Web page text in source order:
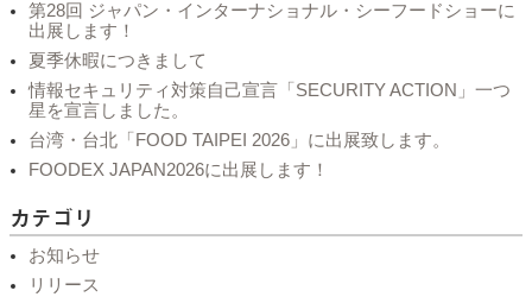
第28回 ジャパン・インターナショナル・シーフードショーに
出展します！
夏季休暇につきまして
情報セキュリティ対策自己宣言「SECURITY ACTION」一つ
星を宣言しました。
台湾・台北「FOOD TAIPEI 2026」に出展致します。
FOODEX JAPAN2026に出展します！
カテゴリ
お知らせ
リリース